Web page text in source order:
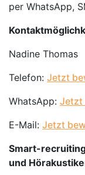
per WhatsApp,
Nadine Thomas
Telefon: Jetzt
WhatsApp: Jetzt
E-Mail: Jetzt
Smart-
und